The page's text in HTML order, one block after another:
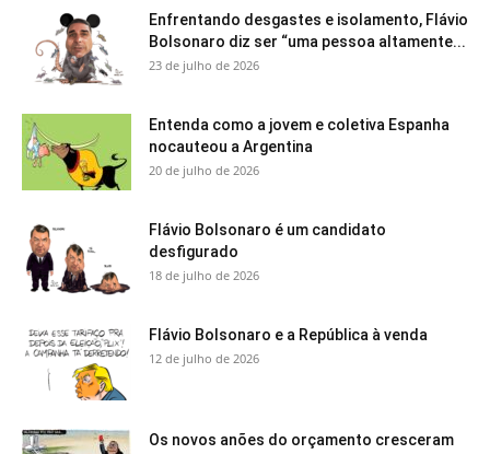
Enfrentando desgastes e isolamento, Flávio
Bolsonaro diz ser “uma pessoa altamente...
23 de julho de 2026
Entenda como a jovem e coletiva Espanha
nocauteou a Argentina
20 de julho de 2026
Flávio Bolsonaro é um candidato
desfigurado
18 de julho de 2026
Flávio Bolsonaro e a República à venda
12 de julho de 2026
Os novos anões do orçamento cresceram